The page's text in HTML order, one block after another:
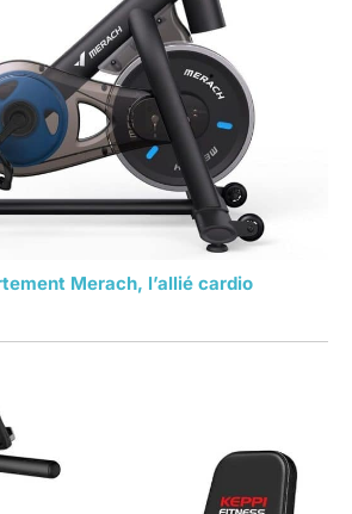
Merach, l’allié cardio